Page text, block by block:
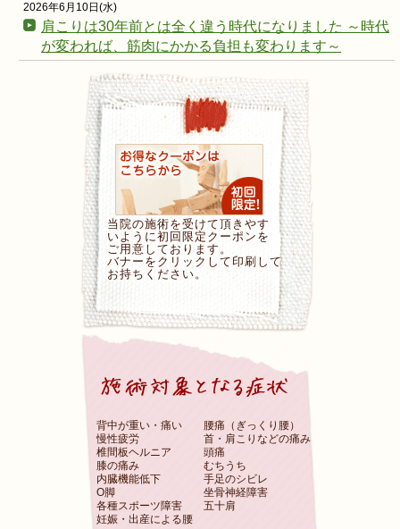
2026年6月10日(水)
肩こりは30年前とは全く違う時代になりました ～時代
が変われば、筋肉にかかる負担も変わります～
当院の施術を受けて頂きやす
いように初回限定クーポンを
ご用意しております。
バナーをクリックして印刷して
お持ちください。
背中が重い・痛い
腰痛（ぎっくり腰）
慢性疲労
首・肩こりなどの痛み
椎間板ヘルニア
頭痛
膝の痛み
むちうち
内臓機能低下
手足のシビレ
O脚
坐骨神経障害
各種スポーツ障害
五十肩
妊娠・出産による腰